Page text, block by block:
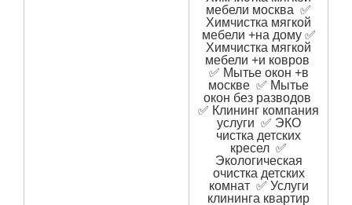
мебели москва ✅
Химчистка мягкой
мебели +на дому ✅
Химчистка мягкой
мебели +и ковров
✅ Мытье окон +в
москве ✅ Мытье
окон без разводов
✅ Клининг компания
услуги ✅ ЭКО
чистка детских
кресел ✅
Экологическая
очистка детских
комнат ✅ Услуги
клининга квартир